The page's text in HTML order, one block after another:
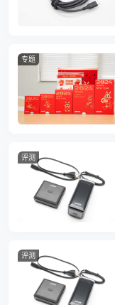
专题
评测
评测